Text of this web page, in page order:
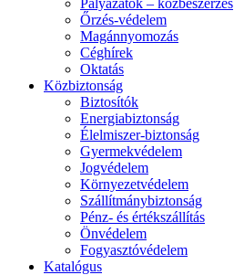
Pályázatok – közbeszerzés
Őrzés-védelem
Magánnyomozás
Céghírek
Oktatás
Közbiztonság
Biztosítók
Energiabiztonság
Élelmiszer-biztonság
Gyermekvédelem
Jogvédelem
Környezetvédelem
Szállítmánybiztonság
Pénz- és értékszállítás
Önvédelem
Fogyasztóvédelem
Katalógus